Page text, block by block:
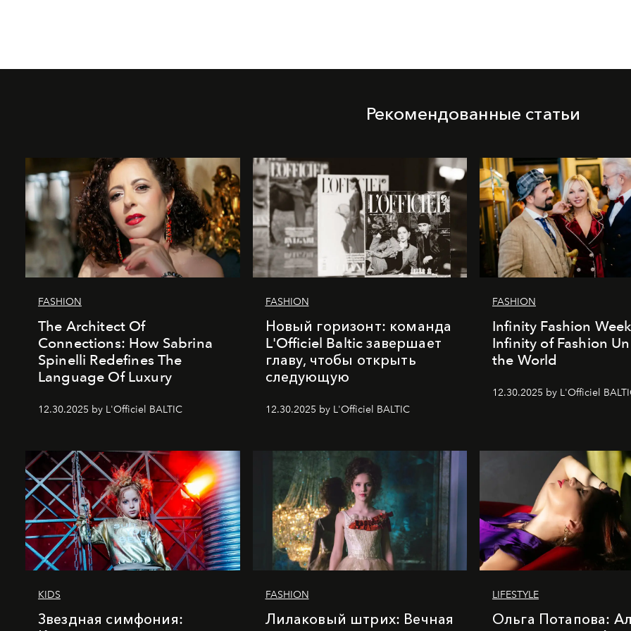
Рекомендованные статьи
FASHION
The Architect Of
Connections: How Sabrina
Spinelli Redefines The
Language Of Luxury
12.30.2025 by L'Officiel BALTIC
FASHION
Новый горизонт: команда
L'Officiel Baltic завершает
главу, чтобы открыть
следующую
12.30.2025 by L'Officiel BALTIC
FASHION
Infinity Fashion
Infinity of Fashion
the World
12.30.2025 by L'Officiel
KIDS
Звездная симфония:
FASHION
Лилаковый штрих: Вечная
LIFESTYLE
Ольга Потапова: